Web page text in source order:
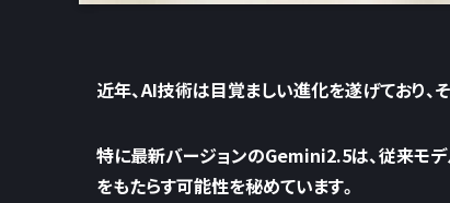
近年、AI技術は目覚ましい進化を遂げており
特に最新バージョンのGemini2.5は、従来モ
をもたらす可能性を秘めています。